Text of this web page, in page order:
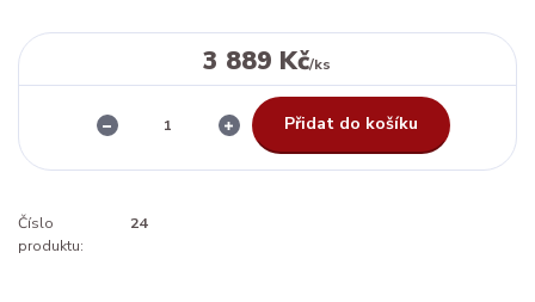
3 889 Kč/ks
Přidat do košíku
Číslo
produktu:
24